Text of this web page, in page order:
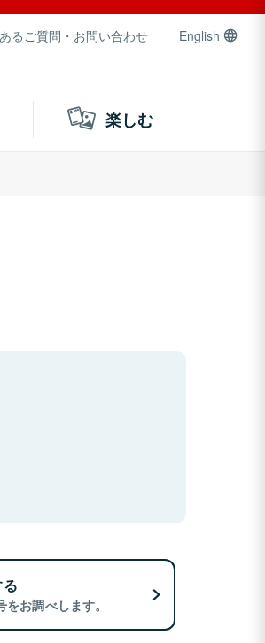
るご質問・お問い合わせ English
楽しむ
お調べします。